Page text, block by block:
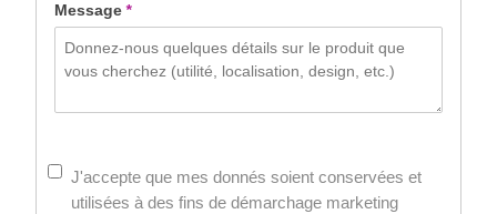
Message*
J'accepte que mes donnés soient conservées et
utilisées à des fins de démarchage marketing